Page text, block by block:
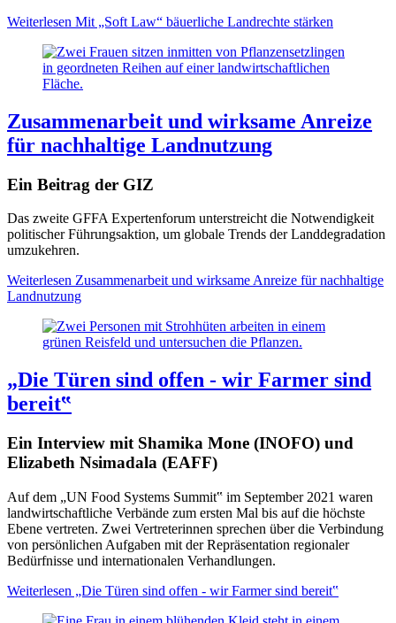
Weiterlesen Mit „Soft Law“ bäuerliche Landrechte stärken
Zusammenarbeit und wirksame Anreize
für nachhaltige Landnutzung
Ein Beitrag der GIZ
Das zweite GFFA Expertenforum unterstreicht die Notwendigkeit
politischer Führungsaktion, um globale Trends der Landdegradation
umzukehren.
Weiterlesen Zusammenarbeit und wirksame Anreize für nachhaltige
Landnutzung
„Die Türen sind offen - wir Farmer sind
bereit‟
Ein Interview mit Shamika Mone (INOFO) und
Elizabeth Nsimadala (EAFF)
Auf dem „UN Food Systems Summit‟ im September 2021 waren
landwirtschaftliche Verbände zum ersten Mal bis auf die höchste
Ebene vertreten. Zwei Vertreterinnen sprechen über die Verbindung
von persönlichen Aufgaben mit der Repräsentation regionaler
Bedürfnisse und internationalen Verhandlungen.
Weiterlesen „Die Türen sind offen - wir Farmer sind bereit‟